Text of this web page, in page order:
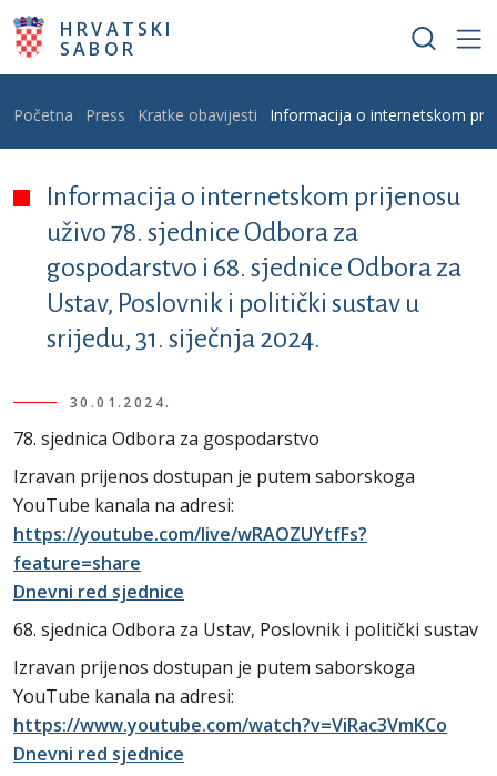
Skoči na glavni sadržaj
HRVATSKI
SABOR
Breadcrumb
Početna Press Kratke obavijesti Informacija o internetskom
Informacija o internetskom prijenosu
uživo 78. sjednice Odbora za
gospodarstvo i 68. sjednice Odbora za
Ustav, Poslovnik i politički sustav u
srijedu, 31. siječnja 2024.
30.01.2024.
78. sjednica Odbora za gospodarstvo
Izravan prijenos dostupan je putem saborskoga
YouTube kanala na adresi:
https://youtube.com/live/wRAOZUYtfFs?
feature=share
Dnevni red sjednice
68. sjednica Odbora za Ustav, Poslovnik i politički sustav
Izravan prijenos dostupan je putem saborskoga
YouTube kanala na adresi:
https://www.youtube.com/watch?v=ViRac3VmKCo
Dnevni red sjednice